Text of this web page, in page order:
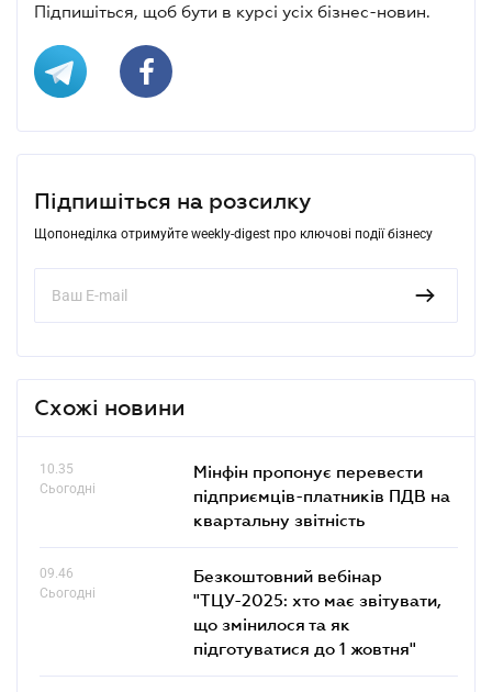
Підпишіться, щоб бути в курсі усіх бізнес-новин.
Підпишіться на розсилку
Щопонеділка отримуйте weekly-digest про ключові події бізнесу
Схожі новини
10.35
Сьогодні
Мінфін пропонує перевести
підприємців-платників ПДВ на
квартальну звітність
09.46
Сьогодні
Безкоштовний вебінар
"ТЦУ-2025: хто має звітувати,
що змінилося та як
підготуватися до 1 жовтня"